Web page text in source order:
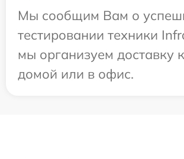
Мы сообщим Вам о
тестировании техники
мы организуем доставку
домой или в офис.